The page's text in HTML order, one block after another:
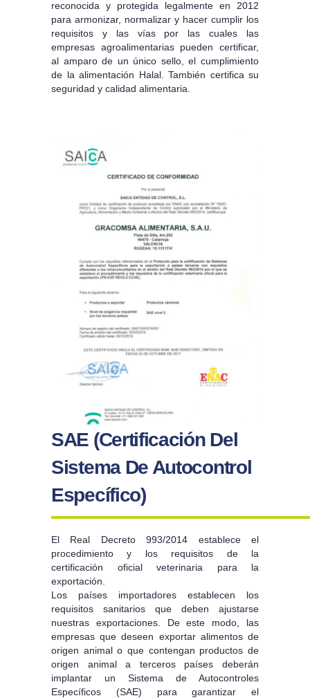
reconocida y protegida legalmente en 2012
para armonizar, normalizar y hacer cumplir los
requisitos y las vías por las cuales las
empresas agroalimentarias pueden certificar,
al amparo de un único sello, el cumplimiento
de la alimentación Halal. También certifica su
seguridad y calidad alimentaria.
SAE (Certificación Del
Sistema De Autocontrol
Específico)
El Real Decreto 993/2014 establece el
procedimiento y los requisitos de la
certificación oficial veterinaria para la
exportación.
Los países importadores establecen los
requisitos sanitarios que deben ajustarse
nuestras exportaciones. De este modo, las
empresas que deseen exportar alimentos de
origen animal o que contengan productos de
origen animal a terceros países deberán
implantar un Sistema de Autocontroles
Específicos (SAE) para garantizar el